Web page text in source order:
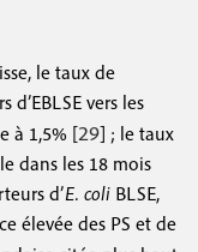
le taux de
vers les
à 1,5% [29] ; le taux
dans les 18 mois
d’E. coli BLSE,
élevée des PS et de